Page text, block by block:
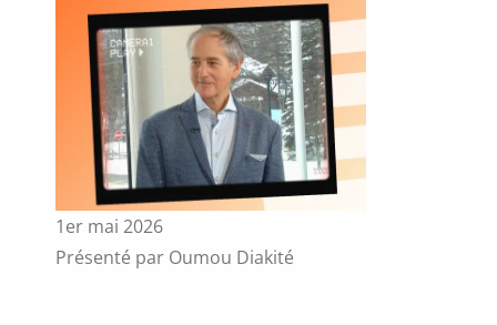
1er mai 2026
Présenté par Oumou Diakité